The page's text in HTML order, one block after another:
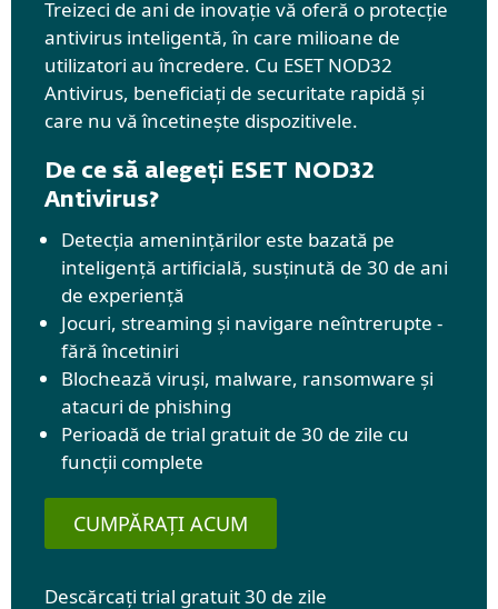
Treizeci de ani de inovație vă oferă o protecție
antivirus inteligentă, în care milioane de
utilizatori au încredere. Cu ESET NOD32
Antivirus, beneficiați de securitate rapidă și
care nu vă încetinește dispozitivele.
De ce să alegeți ESET NOD32
Antivirus?
Detecția amenințărilor este bazată pe
inteligență artificială, susținută de 30 de ani
de experiență
Jocuri, streaming și navigare neîntrerupte -
fără încetiniri
Blochează viruși, malware, ransomware și
atacuri de phishing
Perioadă de trial gratuit de 30 de zile cu
funcții complete
CUMPĂRAȚI ACUM
Descărcați trial gratuit 30 de zile